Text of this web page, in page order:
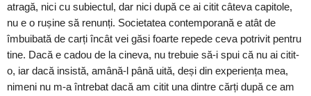
atragă, nici cu subiectul, dar nici după ce ai citit câteva capitole,
nu e o rușine să renunți. Societatea contemporană e atât de
îmbuibată de carți încât vei găsi foarte repede ceva potrivit pentru
tine. Dacă e cadou de la cineva, nu trebuie să-i spui că nu ai citit-
o, iar dacă insistă, amână-l până uită, deși din experiența mea,
nimeni nu m-a întrebat dacă am citit una dintre cărți după ce am